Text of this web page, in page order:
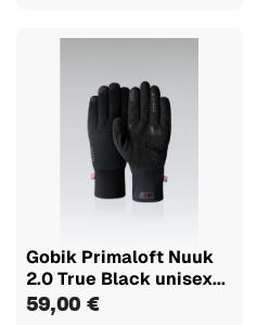
Gobik Primaloft Nuuk
2.0 True Black unisex...
59,00 €